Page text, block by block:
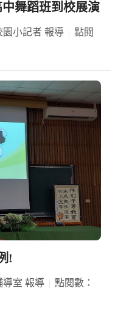
中舞蹈班到校展演
園小記者 報導
點閱
!
導室 報導
點閱數：